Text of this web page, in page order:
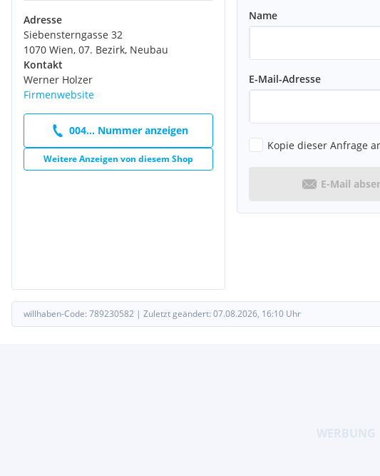
Adresse
Siebensterngasse 32
1070 Wien, 07. Bezirk, Neubau
Kontakt
Werner Holzer
Firmenwebsite
004... Nummer anzeigen
Weitere Anzeigen von diesem Shop
Name
E-Mail-Adresse
Kopie dieser Anfrage
E-Mail
willhaben-Code: 789230582 | Zuletzt geändert: 07.08.2026, 16:10 Uhr